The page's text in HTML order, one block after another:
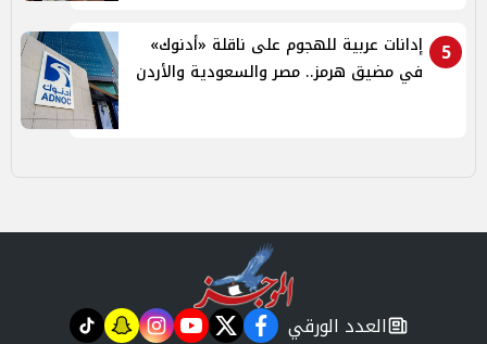
5
إدانات عربية للهجوم على ناقلة «أدنوك»
في مضيق هرمز.. مصر والسعودية والأردن
newspaper
العدد الورقي facebook
twitter
youtube
instagram
snapchat
tiktok